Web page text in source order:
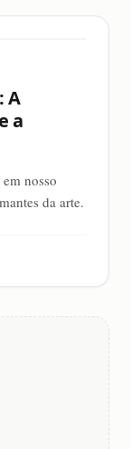
A
a
nosso
da arte.